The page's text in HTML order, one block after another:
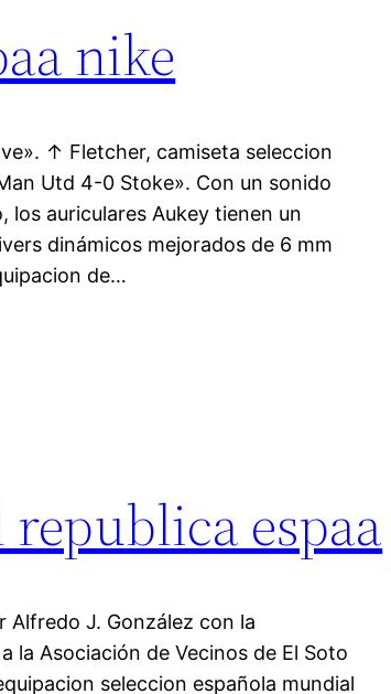
nike
↑ Fletcher, camiseta seleccion
Utd 4-0 Stoke». Con un sonido
los auriculares Aukey tienen un
dinámicos mejorados de 6 mm
de…
espaa
Alfredo J. González con la
la Asociación de Vecinos de El Soto
seleccion española mundial